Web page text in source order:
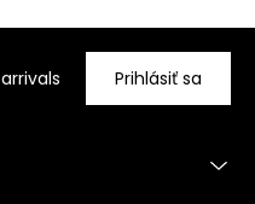
Prihlásiť sa